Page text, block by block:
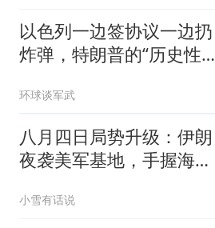
以色列一边签协议一边扔
炸弹，特朗普的“历史性协
环球谈军武
八月四日局势升级：伊朗
夜袭美军基地，手握海峡
小雪有话说